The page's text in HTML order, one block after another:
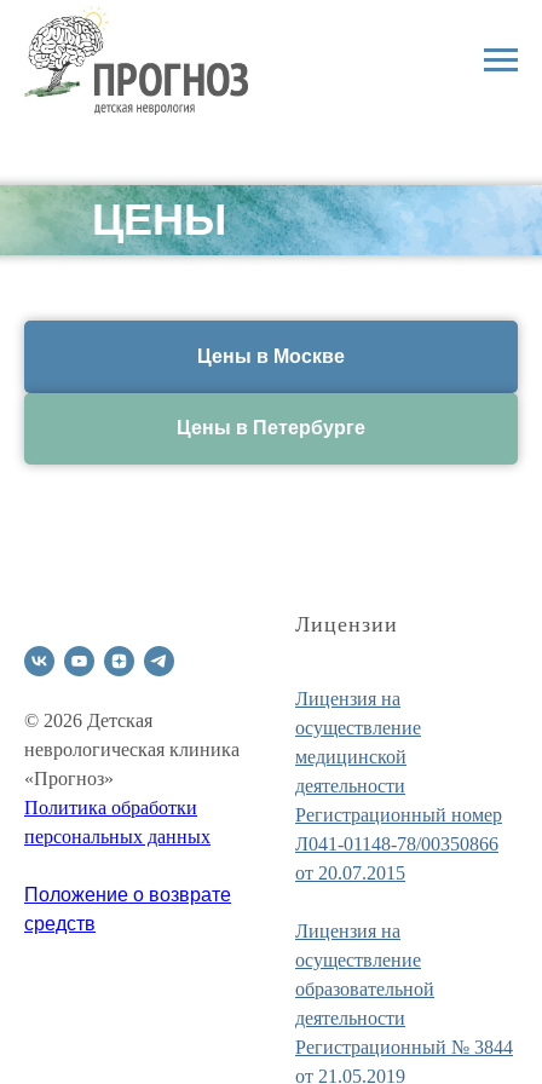
ЦЕНЫ
Цены в Москве
Цены в Петербурге
© 2026 Детская
неврологическая клиника
«Прогноз»
Политика обработки
персональных данных
Положение о возврате
средств
Лицензии
Лицензия на
осуществление
медицинской
деятельности
Регистрационный номер
Л041-01148-78/00350866
от 20.07.2015
Лицензия на
осуществление
образовательной
деятельности
Регистрационный № 3844
от 21.05.2019